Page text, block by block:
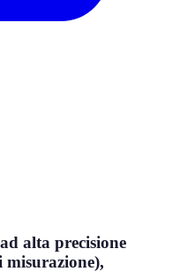
alta precisione
misurazione),